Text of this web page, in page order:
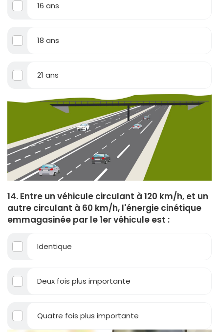
16 ans
18 ans
21 ans
14. Entre un véhicule circulant à 120 km/h, et un
autre circulant à 60 km/h, l'énergie cinétique
emmagasinée par le 1er véhicule est :
Identique
Deux fois plus importante
Quatre fois plus importante